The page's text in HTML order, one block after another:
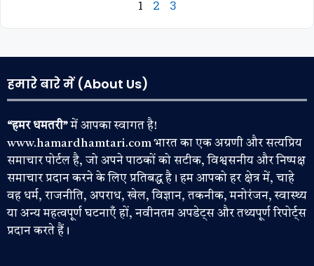
1 2 3
हमारे बारे में (About Us)
“हमर धमतरी”में आपका स्वागत है!
www.hamardhamtari.com भारत का एक अग्रणी और सत्यप्रिय
समाचार पोर्टल है, जो अपने पाठकों को सटीक, विश्वसनीय और निष्पक्ष
समाचार प्रदान करने के लिए प्रतिबद्ध है। हम आपको हर क्षेत्र में, चाहे
वह धर्म, राजनीति, अपराध, खेल, विज्ञान, तकनीक, मनोरंजन, स्वास्थ्य
या अन्य महत्वपूर्ण घटनाएँ हों, नवीनतम अपडेट्स और तथ्यपूर्ण रिपोर्ट्स
प्रदान करते हैं।